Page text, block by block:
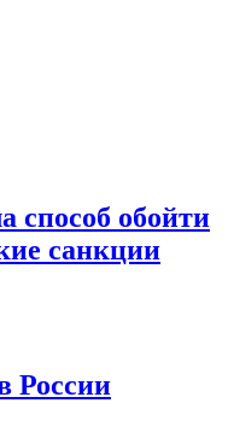
обойти
санкции
России